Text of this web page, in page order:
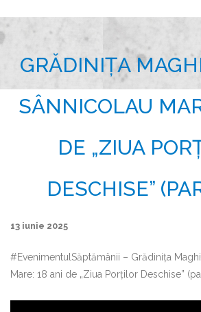
GRĂDINIȚA
SÂNNICOLAU
DE „ZIUA
DESCHISE”
13 iunie 2025
#EvenimentulSăptămânii – Grădinița
Mare: 18 ani de „Ziua Porților Deschise”